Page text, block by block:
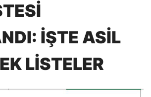
İŞTE ASİL
LİSTELER